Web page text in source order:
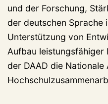
und der Forschung,
der deutschen Sprache
Unterstützung von
Aufbau leistungsfähiger
der DAAD die